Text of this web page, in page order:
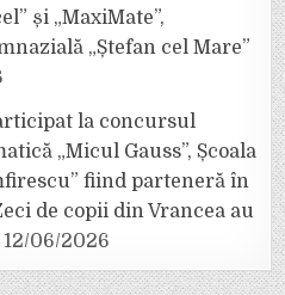
și „MaxiMate”,
„Ștefan cel Mare”
la concursul
„Micul Gauss”, Școala
fiind parteneră în
de copii din Vrancea au
12/06/2026